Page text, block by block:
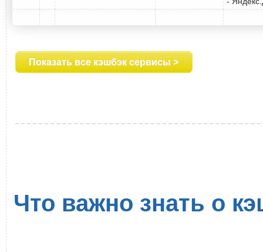
Показать все кэшбэк сервисы >
Что важно знать о